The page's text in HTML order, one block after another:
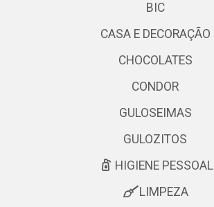
BIC
CASA E DECORAÇÃO
CHOCOLATES
CONDOR
GULOSEIMAS
GULOZITOS
HIGIENE PESSOAL
LIMPEZA